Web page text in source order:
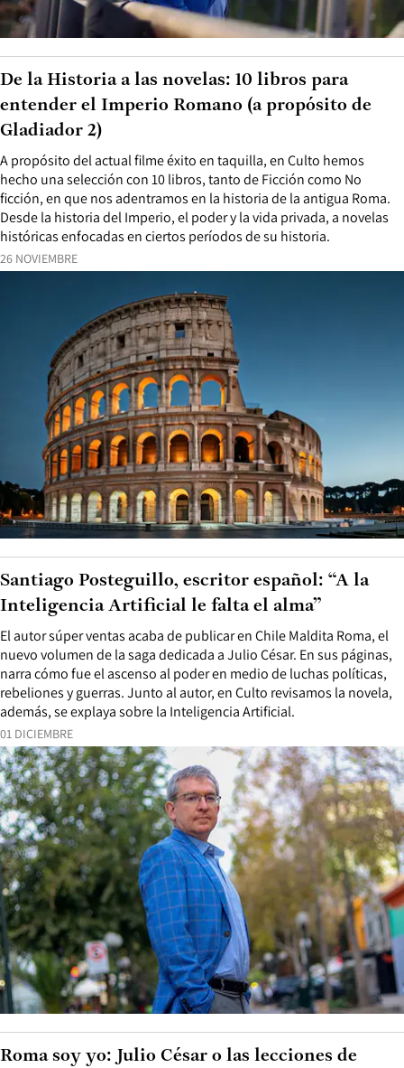
26 NOVIEMBRE
A propósito del actual filme éxito en taquilla, en Culto hemos
hecho una selección con 10 libros, tanto de Ficción como No
ficción, en que nos adentramos en la historia de la antigua Roma.
Desde la historia del Imperio, el poder y la vida privada, a novelas
históricas enfocadas en ciertos períodos de su historia.
De la Historia a las novelas: 10 libros para
entender el Imperio Romano (a propósito de
Gladiador 2)
01 DICIEMBRE
El autor súper ventas acaba de publicar en Chile Maldita Roma, el
nuevo volumen de la saga dedicada a Julio César. En sus páginas,
narra cómo fue el ascenso al poder en medio de luchas políticas,
rebeliones y guerras. Junto al autor, en Culto revisamos la novela,
además, se explaya sobre la Inteligencia Artificial.
Santiago Posteguillo, escritor español: “A la
Inteligencia Artificial le falta el alma”
Roma soy yo: Julio César o las lecciones de